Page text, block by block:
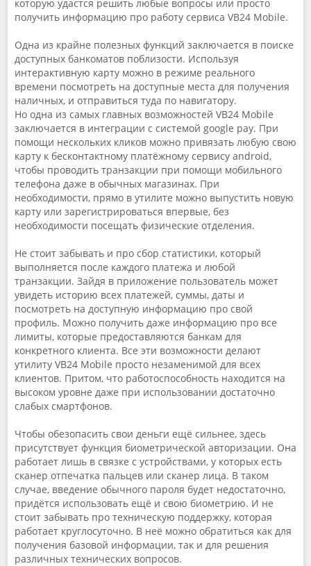
которую удастся решить любые вопросы или просто
получить информацию про работу сервиса VB24 Mobile.
Одна из крайне полезных функций заключается в поиске
доступных банкоматов поблизости. Используя
интерактивную карту можно в режиме реального
времени посмотреть на доступные места для получения
наличных, и отправиться туда по навигатору.
Но одна из самых главных возможностей VB24 Mobile
заключается в интеграции с системой google pay. При
помощи нескольких кликов можно привязать любую свою
карту к бесконтактному платёжному сервису android,
чтобы проводить транзакции при помощи мобильного
телефона даже в обычных магазинах. При
необходимости, прямо в утилите можно выпустить новую
карту или зарегистрироваться впервые, без
необходимости посещать физические отделения.
Не стоит забывать и про сбор статистики, который
выполняется после каждого платежа и любой
транзакции. Зайдя в приложение пользователь может
увидеть историю всех платежей, суммы, даты и
посмотреть на доступную информацию про свой
профиль. Можно получить даже информацию про все
лимиты, которые предоставляются банкам для
конкретного клиента. Все эти возможности делают
утилиту VB24 Mobile просто незаменимой для всех
клиентов. Притом, что работоспособность находится на
высоком уровне даже при использовании достаточно
слабых смартфонов.
Чтобы обезопасить свои деньги ещё сильнее, здесь
присутствует функция биометрической авторизации. Она
работает лишь в связке с устройствами, у которых есть
сканер отпечатка пальцев или сканер лица. В таком
случае, введение обычного пароля будет недостаточно,
придётся использовать ещё и свою биометрию. И не
стоит забывать про техническую поддержку, которая
работает круглосуточно. В неё можно обратиться как для
получения базовой информации, так и для решения
различных технических вопросов.